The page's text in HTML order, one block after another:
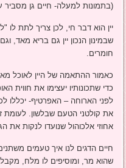
(בתמונות למעלה- חיים גן מסביר על
יין הוא דבר חי, לכן צריך לתת לו
שבמינון הנכון יין גם בריא מאד,
חומרים.
כאמור ההתאמה של היין לאוכל
כדי שתכונותיו יעצימו את חווית
את קולטני הטעם שבלשון. לעומת
אחוזי אלכוהול שנועדו לנקות את
חיים הדגים לנו איך טעמים
שהוא מר, ומוסיפים לו מלח,